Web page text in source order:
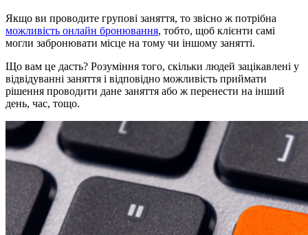
Якщо ви проводите групові заняття, то звісно ж потрібна
можливість онлайн бронювання, тобто, щоб клієнти самі
могли забронювати місце на тому чи іншому занятті.
Що вам це дасть? Розуміння того, скільки людей зацікавлені у
відвідуванні заняття і відповідно можливість приймати
рішення проводити дане заняття або ж перенести на інший
день, час, тощо.